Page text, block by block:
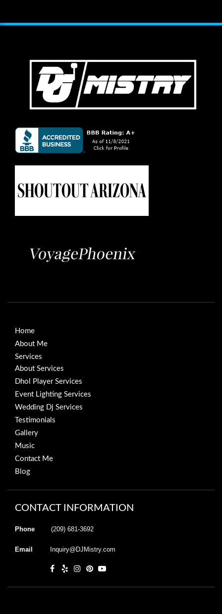
Home
About Me
Services
About Services
Dhol Player Services
Event Lighting Services
Wedding Dj Services
Testimonials
Gallery
Music
Contact Me
Blog
CONTACT INFORMATION
Phone (209) 681-3692
Email Inquiry@DJMistry.com